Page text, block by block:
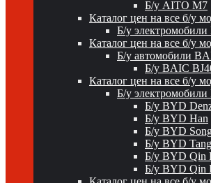
Б/у AITO M7
Каталог цен на все б/у
Б/у электромобили
Каталог цен на все б/у
Б/у автомобили
Б/у BAIC
Каталог цен на все б/у
Б/у
Б/у BYD
Б/у BYD Han
Б/у BYD
Б/у BYD Tang
Б/у BYD Qin
Б/у BYD Qin